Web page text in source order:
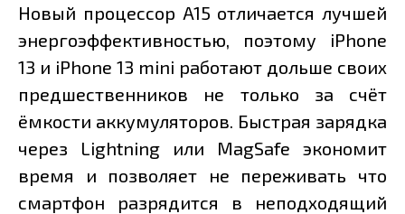
Новый процессор A15 отличается лучшей
энергоэффективностью, поэтому iPhone
13 и iPhone 13 mini работают дольше своих
предшественников не только за счёт
ёмкости аккумуляторов. Быстрая зарядка
через Lightning или MagSafe экономит
время и позволяет не переживать что
смартфон разрядится в неподходящий